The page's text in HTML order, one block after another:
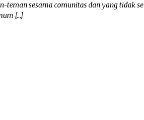
teman sesama comunitas dan yang tidak se
[…]